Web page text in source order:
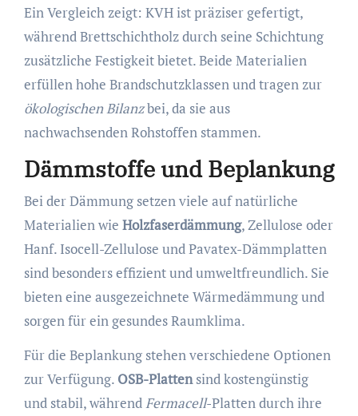
Ein Vergleich zeigt: KVH ist präziser gefertigt,
während Brettschichtholz durch seine Schichtung
zusätzliche Festigkeit bietet. Beide Materialien
erfüllen hohe Brandschutzklassen und tragen zur
ökologischen Bilanzbei, da sie aus
nachwachsenden Rohstoffen stammen.
Dämmstoffe und Beplankung
Bei der Dämmung setzen viele auf natürliche
Materialien wie Holzfaserdämmung, Zellulose oder
Hanf. Isocell-Zellulose und Pavatex-Dämmplatten
sind besonders effizient und umweltfreundlich. Sie
bieten eine ausgezeichnete Wärmedämmung und
sorgen für ein gesundes Raumklima.
Für die Beplankung stehen verschiedene Optionen
zur Verfügung. OSB-Plattensind kostengünstig
und stabil, währendFermacell-Platten durch ihre